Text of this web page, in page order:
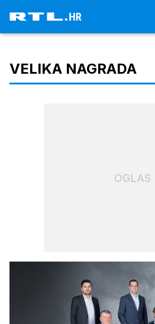
VELIKA NAGRADA
OGLAS